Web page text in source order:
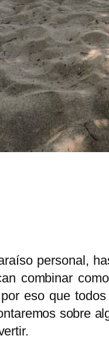
personal,
combinar
eso que
sobre